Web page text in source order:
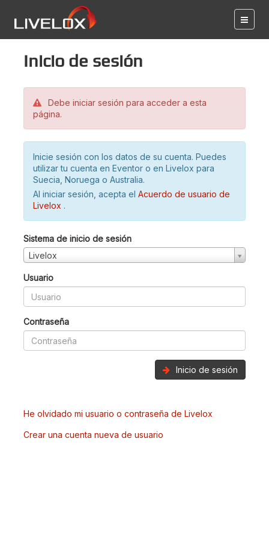
Inicio de sesión
Debe iniciar sesión para acceder a esta
página.
Inicie sesión con los datos de su cuenta. Puedes
utilizar tu cuenta en Eventor o en Livelox para
Suecia, Noruega o Australia.
Al iniciar sesión, acepta el Acuerdo de usuario de
Livelox .
Sistema de inicio de sesión
Livelox
Usuario
Contraseña
Inicio de sesión
He olvidado mi usuario o contraseña de Livelox
Crear una cuenta nueva de usuario